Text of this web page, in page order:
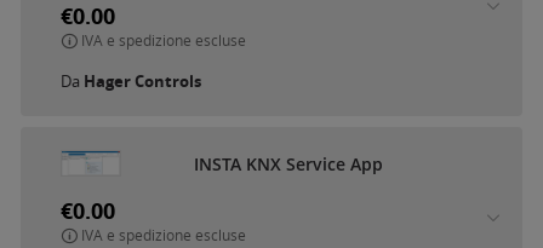
€0.00
IVA e spedizione escluse
Da Hager Controls
INSTA KNX Service App
€0.00
IVA e spedizione escluse